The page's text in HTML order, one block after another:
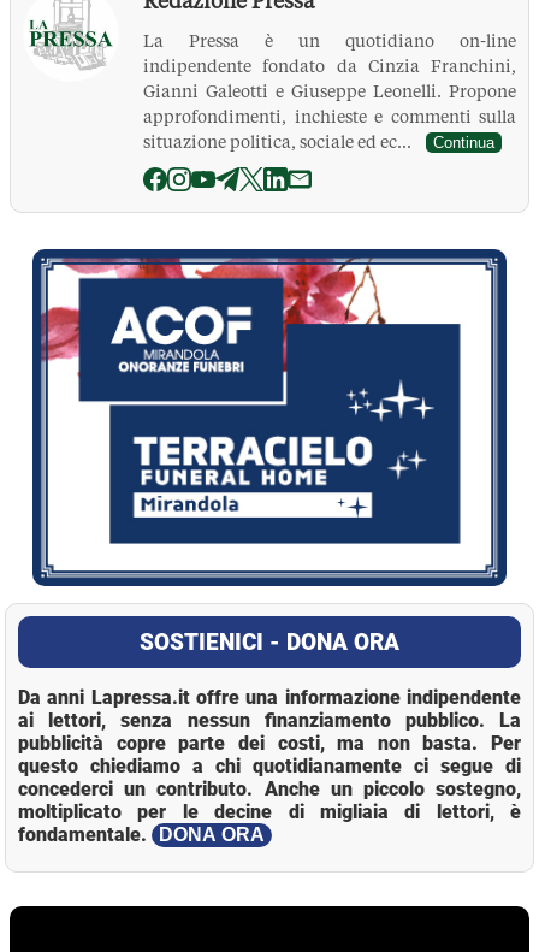
La Pressa è un quotidiano on-line
indipendente fondato da Cinzia Franchini,
Gianni Galeotti e Giuseppe Leonelli. Propone
approfondimenti, inchieste e commenti sulla
situazione politica, sociale ed ec...
Continua
La Pressa
SOSTIENICI - DONA ORA
Da anni Lapressa.it offre una informazione indipendente
ai lettori, senza nessun finanziamento pubblico. La
pubblicità copre parte dei costi, ma non basta. Per
questo chiediamo a chi quotidianamente ci segue di
concederci un contributo. Anche un piccolo sostegno,
moltiplicato per le decine di migliaia di lettori, è
fondamentale.
DONA ORA